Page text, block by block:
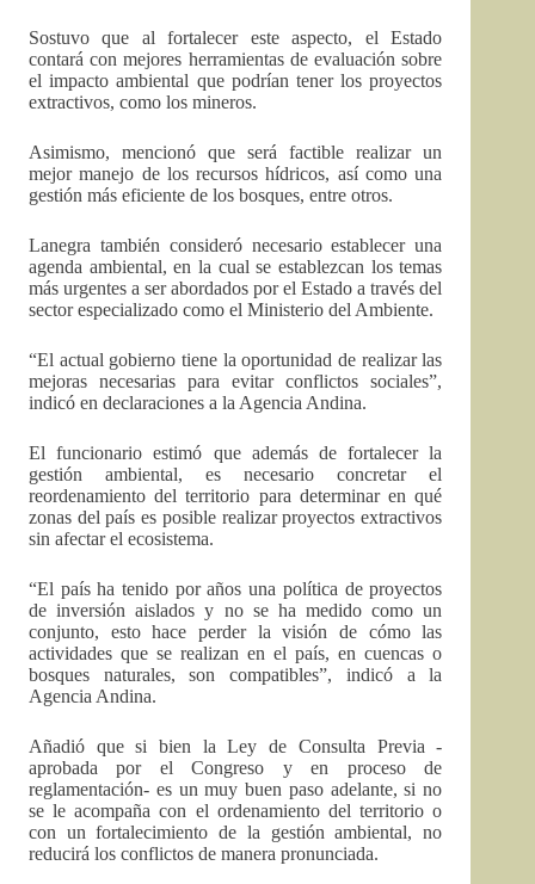
Sostuvo que al fortalecer este aspecto, el Estado
contará con mejores herramientas de evaluación sobre
el impacto ambiental que podrían tener los proyectos
extractivos, como los mineros.
Asimismo, mencionó que será factible realizar un
mejor manejo de los recursos hídricos, así como una
gestión más eficiente de los bosques, entre otros.
Lanegra también consideró necesario establecer una
agenda ambiental, en la cual se establezcan los temas
más urgentes a ser abordados por el Estado a través del
sector especializado como el Ministerio del Ambiente.
“El actual gobierno tiene la oportunidad de realizar las
mejoras necesarias para evitar conflictos sociales”,
indicó en declaraciones a la Agencia Andina.
El funcionario estimó que además de fortalecer la
gestión ambiental, es necesario concretar el
reordenamiento del territorio para determinar en qué
zonas del país es posible realizar proyectos extractivos
sin afectar el ecosistema.
“El país ha tenido por años una política de proyectos
de inversión aislados y no se ha medido como un
conjunto, esto hace perder la visión de cómo las
actividades que se realizan en el país, en cuencas o
bosques naturales, son compatibles”, indicó a la
Agencia Andina.
Añadió que si bien la Ley de Consulta Previa -
aprobada por el Congreso y en proceso de
reglamentación- es un muy buen paso adelante, si no
se le acompaña con el ordenamiento del territorio o
con un fortalecimiento de la gestión ambiental, no
reducirá los conflictos de manera pronunciada.